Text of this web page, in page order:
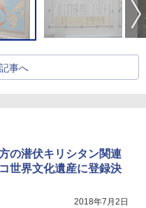
事へ
の潜伏キリシタン関連
世界文化遺産に登録決
2018年7月2日